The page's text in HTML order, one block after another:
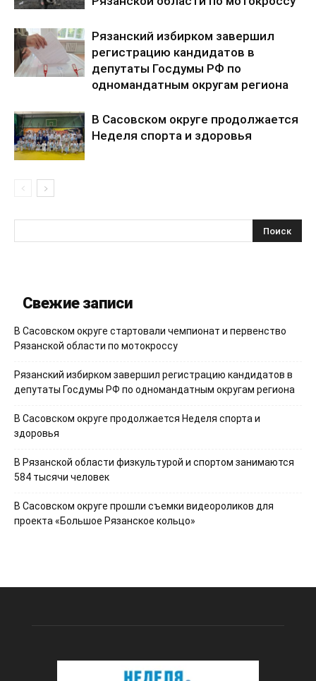
Рязанский избирком завершил
регистрацию кандидатов в
депутаты Госдумы РФ по
одномандатным округам региона
В Сасовском округе продолжается
Неделя спорта и здоровья
Свежие записи
В Сасовском округе стартовали чемпионат и первенство
Рязанской области по мотокроссу
Рязанский избирком завершил регистрацию кандидатов в
депутаты Госдумы РФ по одномандатным округам региона
В Сасовском округе продолжается Неделя спорта и
здоровья
В Рязанской области физкультурой и спортом занимаются
584 тысячи человек
В Сасовском округе прошли съемки видеороликов для
проекта «Большое Рязанское кольцо»